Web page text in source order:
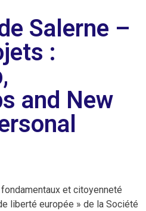
Salerne –
:
and New
et citoyenneté
liberté europée » de la Société